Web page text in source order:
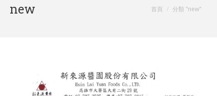
new 您在這裡：
首頁 分類 "new"